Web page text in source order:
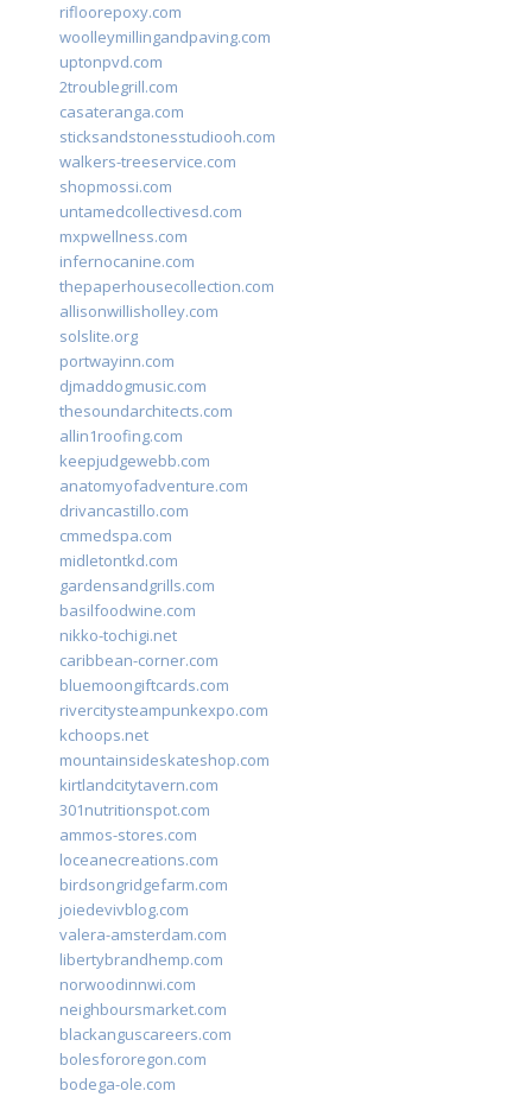
rifloorepoxy.com
woolleymillingandpaving.com
uptonpvd.com
2troublegrill.com
casateranga.com
sticksandstonesstudiooh.com
walkers-treeservice.com
shopmossi.com
untamedcollectivesd.com
mxpwellness.com
infernocanine.com
thepaperhousecollection.com
allisonwillisholley.com
solslite.org
portwayinn.com
djmaddogmusic.com
thesoundarchitects.com
allin1roofing.com
keepjudgewebb.com
anatomyofadventure.com
drivancastillo.com
cmmedspa.com
midletontkd.com
gardensandgrills.com
basilfoodwine.com
nikko-tochigi.net
caribbean-corner.com
bluemoongiftcards.com
rivercitysteampunkexpo.com
kchoops.net
mountainsideskateshop.com
kirtlandcitytavern.com
301nutritionspot.com
ammos-stores.com
loceanecreations.com
birdsongridgefarm.com
joiedevivblog.com
valera-amsterdam.com
libertybrandhemp.com
norwoodinnwi.com
neighboursmarket.com
blackanguscareers.com
bolesfororegon.com
bodega-ole.com